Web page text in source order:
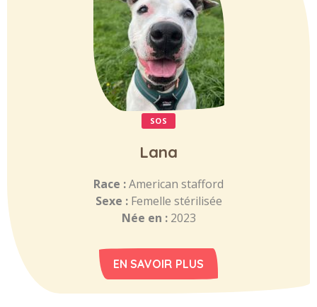
SOS
Lana
Race :American stafford
Sexe : Femelle stérilisée
Née en : 2023
EN SAVOIR PLUS